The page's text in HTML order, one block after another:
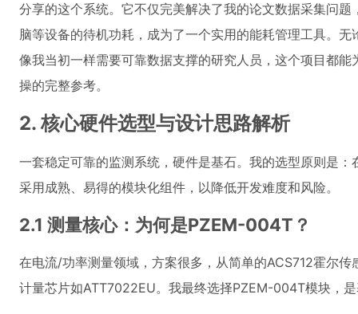
分享的这个系统。它不仅完美解决了我的论文数据采集问
脑等设备的待机功耗，成为了一个实用的能耗管理工具。
像我当初一样需要可靠数据支撑的研究人员，这个项目都
操的完整参考。
2. 核心硬件选型与设计思路解析
一套稳定可靠的监测系统，硬件是基石。我的选型原则是
采用成熟、易得的模块化组件，以降低开发难度和风险。
2.1 测量核心：为何是PZEM-004T？
在电流/功率测量领域，方案很多，从简单的ACS712霍尔
计量芯片如ATT7022EU。我最终选择PZEM-004T模块，